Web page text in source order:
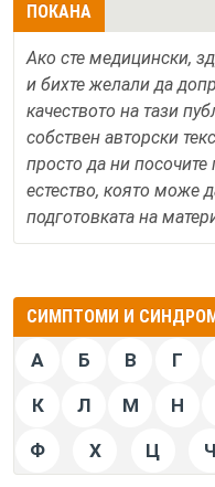
ПОКАНА
Ако сте медицински,
и бихте желали да
качеството на тази
собствен авторски
просто да ни
естество, която може
подготовката на
СИМПТОМИ И
А Б В Г
К Л М Н
Ф Х Ц Ч